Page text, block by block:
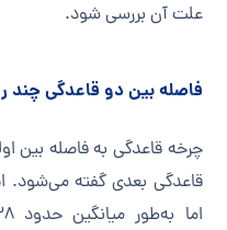
علت آن بررسی شود.
فاصله بین دو قاعدگی چند
چرخه قاعدگی به فاصله بین
قاعدگی بعدی گفته می‌شود.